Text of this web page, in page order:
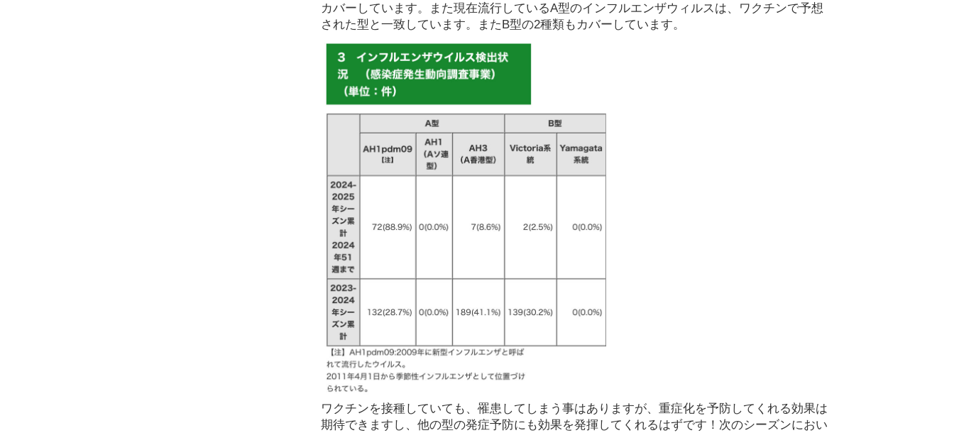
カバーしています。また現在流行しているA型のインフルエンザウィルスは、ワクチンで予想
された型と一致しています。またB型の2種類もカバーしています。
ワクチンを接種していても、罹患してしまう事はありますが、重症化を予防してくれる効果は
期待できますし、他の型の発症予防にも効果を発揮してくれるはずです！次のシーズンにおい